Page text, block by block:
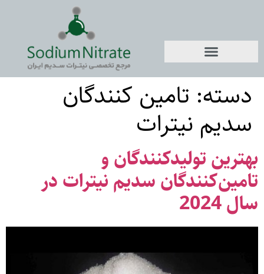
دسته: تامین کنندگان
سدیم نیترات
بهترین تولیدکنندگان و
تامین‌کنندگان سدیم نیترات در
سال 2024